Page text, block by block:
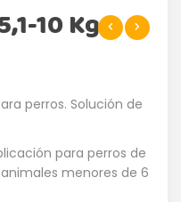
10 Kg
perros. Solución de
para perros de
animales menores de 6